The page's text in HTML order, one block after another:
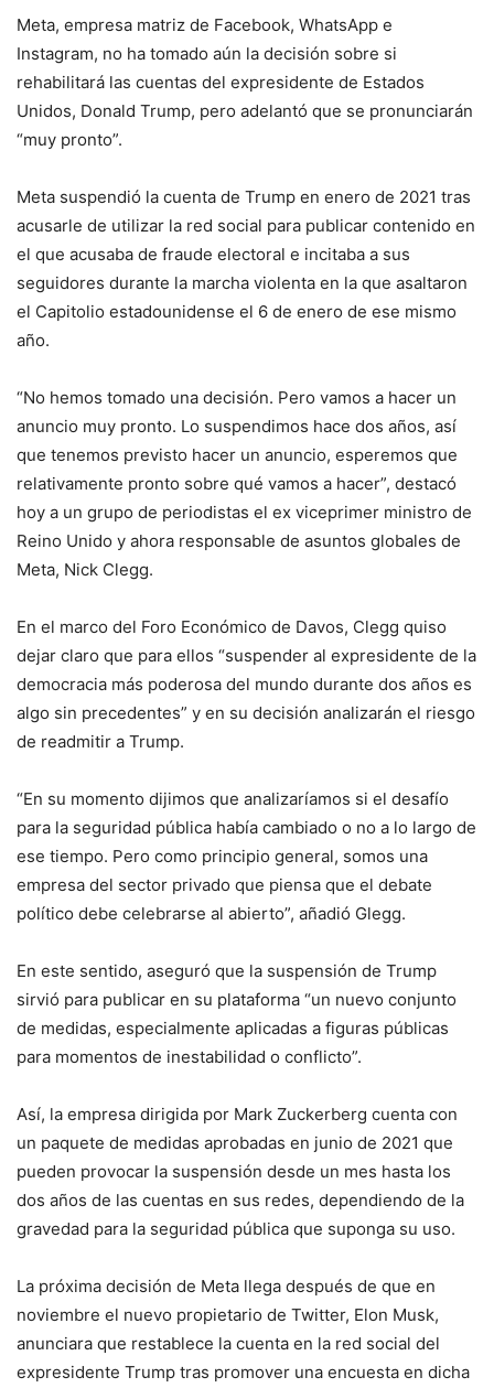
Meta, empresa matriz de Facebook, WhatsApp e
Instagram, no ha tomado aún la decisión sobre si
rehabilitará las cuentas del expresidente de Estados
Unidos, Donald Trump, pero adelantó que se pronunciarán
“muy pronto”.
Meta suspendió la cuenta de Trump en enero de 2021 tras
acusarle de utilizar la red social para publicar contenido en
el que acusaba de fraude electoral e incitaba a sus
seguidores durante la marcha violenta en la que asaltaron
el Capitolio estadounidense el 6 de enero de ese mismo
año.
“No hemos tomado una decisión. Pero vamos a hacer un
anuncio muy pronto. Lo suspendimos hace dos años, así
que tenemos previsto hacer un anuncio, esperemos que
relativamente pronto sobre qué vamos a hacer”, destacó
hoy a un grupo de periodistas el ex viceprimer ministro de
Reino Unido y ahora responsable de asuntos globales de
Meta, Nick Clegg.
En el marco del Foro Económico de Davos, Clegg quiso
dejar claro que para ellos “suspender al expresidente de la
democracia más poderosa del mundo durante dos años es
algo sin precedentes” y en su decisión analizarán el riesgo
de readmitir a Trump.
“En su momento dijimos que analizaríamos si el desafío
para la seguridad pública había cambiado o no a lo largo de
ese tiempo. Pero como principio general, somos una
empresa del sector privado que piensa que el debate
político debe celebrarse al abierto”, añadió Glegg.
En este sentido, aseguró que la suspensión de Trump
sirvió para publicar en su plataforma “un nuevo conjunto
de medidas, especialmente aplicadas a figuras públicas
para momentos de inestabilidad o conflicto”.
Así, la empresa dirigida por Mark Zuckerberg cuenta con
un paquete de medidas aprobadas en junio de 2021 que
pueden provocar la suspensión desde un mes hasta los
dos años de las cuentas en sus redes, dependiendo de la
gravedad para la seguridad pública que suponga su uso.
La próxima decisión de Meta llega después de que en
noviembre el nuevo propietario de Twitter, Elon Musk,
anunciara que restablece la cuenta en la red social del
expresidente Trump tras promover una encuesta en dicha